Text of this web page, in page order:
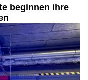
beginnen ihre